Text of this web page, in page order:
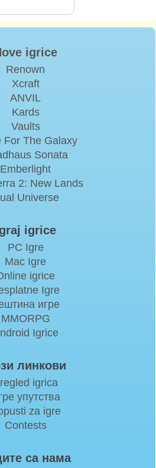
igrice
Renown
Xcraft
ANVIL
Kards
Vaults
For The Galaxy
Sonata
Emberlight
2: New Lands
Universe
igrice
PC Igre
Mac Igre
igrice
Igre
игре
MMORPG
Igrice
линкови
igrica
упутства
za igre
Contests
са нама